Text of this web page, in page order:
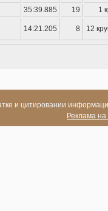
35:39.885 19 1
14:21.205 8 12
и цитировании
Реклама на